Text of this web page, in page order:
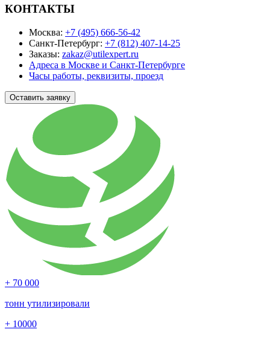
КОНТАКТЫ
Москва: +7 (495) 666-56-42
Санкт-Петербург: +7 (812) 407-14-25
Заказы: zakaz@utilexpert.ru
Адреса в Москве и Санкт-Петербурге
Часы работы, реквизиты, проезд
Оставить заявку
+ 70 000
тонн утилизировали
+ 10000